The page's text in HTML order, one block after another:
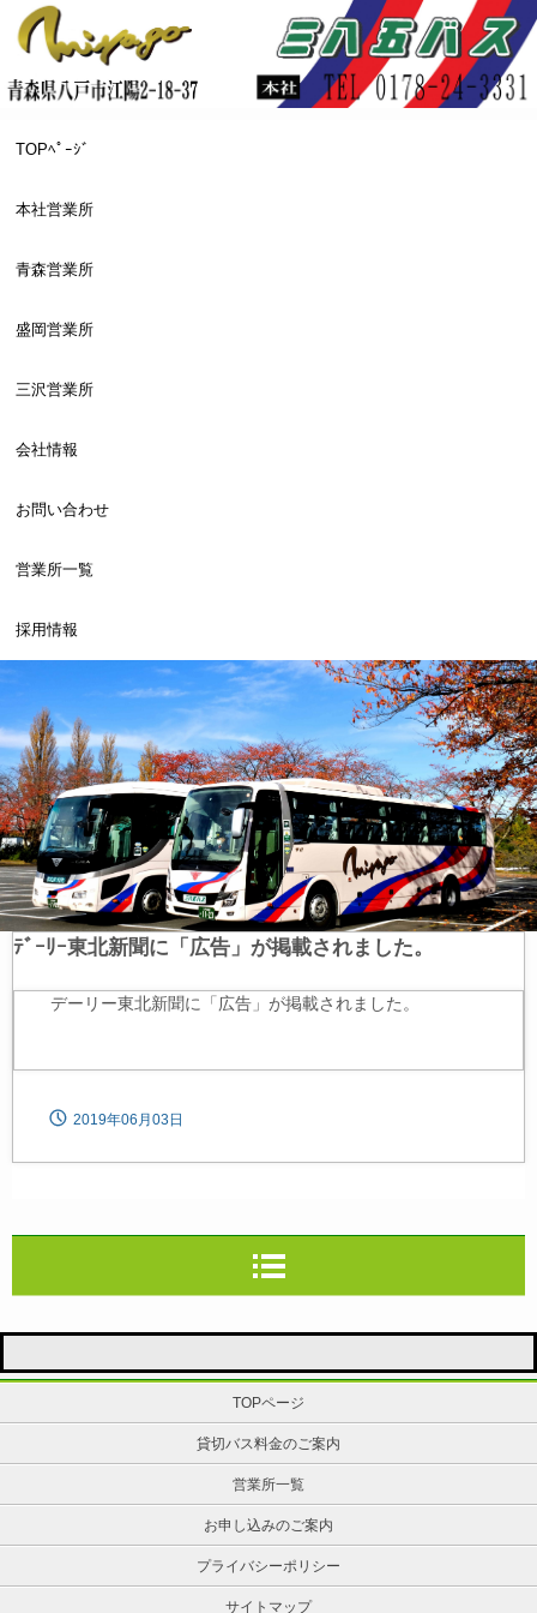
TOPﾍﾟｰｼﾞ
本社営業所
青森営業所
盛岡営業所
三沢営業所
会社情報
お問い合わせ
営業所一覧
採用情報
ﾃﾞｰﾘｰ東北新聞に「広告」が掲載されました。
デーリー東北新聞に「広告」が掲載されました。
2019年06月03日
TOPページ
貸切バス料金のご案内
営業所一覧
お申し込みのご案内
プライバシーポリシー
サイトマップ